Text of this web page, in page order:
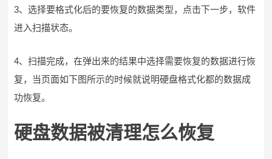
3、选择要格式化后的要恢复的数据类型，点击下一步，软件
进入扫描状态。
4、扫描完成，在弹出来的结果中选择需要恢复的数据进行恢
复，当页面如下图所示的时候就说明硬盘格式化都的数据成
功恢复。
硬盘数据被清理怎么恢复